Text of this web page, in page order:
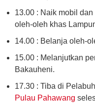
13.00 : Naik mobil
oleh-oleh khas
14.00 : Belanja oleh-
15.00 : Melanjutkan
Bakauheni.
17.30 : Tiba di
Pulau Pahawang